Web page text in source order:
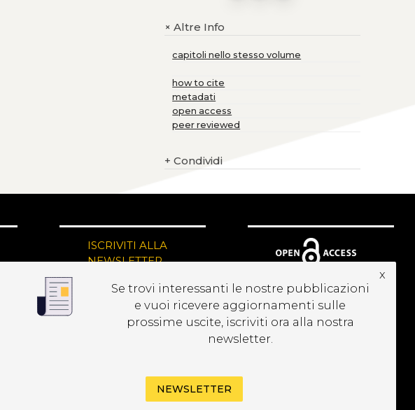
+Altre Info
capitoli nello stesso volume
how to cite
metadati
open access
peer reviewed
+ Condividi
ISCRIVITI ALLA
NEWSLETTER
Se trovi interessanti le nostre pubblicazioni
e vuoi ricevere aggiornamenti sulle
prossime uscite, iscriviti ora alla nostra
newsletter.
x
NEWSLETTER